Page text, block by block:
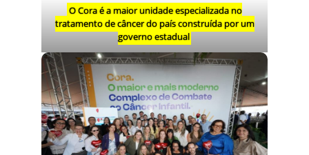
O Cora é a maior unidade especializada no
tratamento de câncer do país construída por um
governo estadual